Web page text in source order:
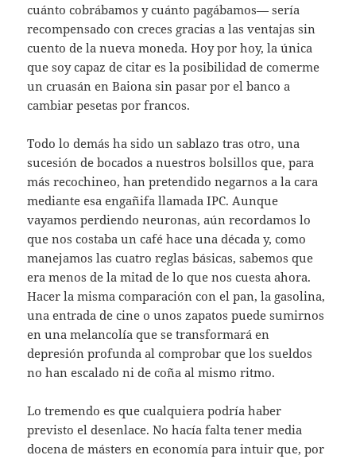
cuánto cobrábamos y cuánto pagábamos— sería
recompensado con creces gracias a las ventajas sin
cuento de la nueva moneda. Hoy por hoy, la única
que soy capaz de citar es la posibilidad de comerme
un cruasán en Baiona sin pasar por el banco a
cambiar pesetas por francos.
Todo lo demás ha sido un sablazo tras otro, una
sucesión de bocados a nuestros bolsillos que, para
más recochineo, han pretendido negarnos a la cara
mediante esa engañifa llamada IPC. Aunque
vayamos perdiendo neuronas, aún recordamos lo
que nos costaba un café hace una década y, como
manejamos las cuatro reglas básicas, sabemos que
era menos de la mitad de lo que nos cuesta ahora.
Hacer la misma comparación con el pan, la gasolina,
una entrada de cine o unos zapatos puede sumirnos
en una melancolía que se transformará en
depresión profunda al comprobar que los sueldos
no han escalado ni de coña al mismo ritmo.
Lo tremendo es que cualquiera podría haber
previsto el desenlace. No hacía falta tener media
docena de másters en economía para intuir que, por